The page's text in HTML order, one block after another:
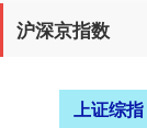
沪深京指数
上证综指